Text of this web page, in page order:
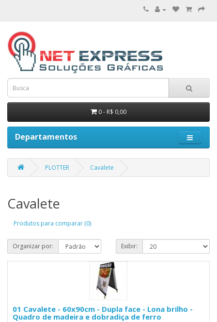
0 - R$ 0,00
Departamentos
PLOTTER Cavalete
Cavalete
Produtos para comparar (0)
Organizar por: Exibir:
01 Cavalete - 60x90cm - Dupla face - Lona brilho -
Quadro de madeira e dobradiça de ferro